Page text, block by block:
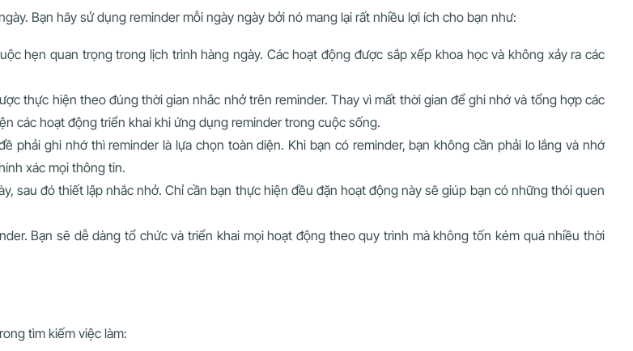
Bạn hãy sử dụng reminder mỗi ngày ngày bởi nó mang lại rất nhiều lợi ích cho bạn như:
hẹn quan trọng trong lịch trình hàng ngày. Các hoạt động được sắp xếp khoa học và không xảy ra các
thực hiện theo đúng thời gian nhắc nhở trên reminder. Thay vì mất thời gian để ghi nhớ và tổng hợp các
các hoạt động triển khai khi ứng dụng reminder trong cuộc sống.
phải ghi nhớ thì reminder là lựa chọn toàn diện. Khi bạn có reminder, bạn không cần phải lo lắng và nhớ
xác mọi thông tin.
sau đó thiết lập nhắc nhở. Chỉ cần bạn thực hiện đều đặn hoạt động này sẽ giúp bạn có những thói quen
Bạn sẽ dễ dàng tổ chức và triển khai mọi hoạt động theo quy trình mà không tốn kém quá nhiều thời
tìm kiếm việc làm: